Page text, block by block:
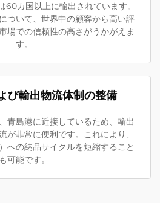
60カ国以上に輸出されています。
ついて、世界中の顧客から高い評
場での信頼性の高さがうかがえま
す。
び輸出物流体制の整備
青島港に近接しているため、輸出
が非常に便利です。これにより、
への納品サイクルを短縮すること
も可能です。